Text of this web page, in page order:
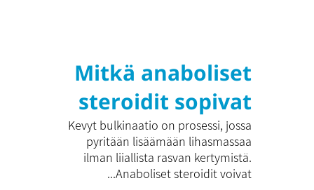
Mitkä anaboliset
steroidit sopivat
hyvin kevyeen
bulkinaatioon?
Kevyt bulkinaatio on prosessi, jossa
pyritään lisäämään lihasmassaa
ilman liiallista rasvan kertymistä.
Anaboliset steroidit voivat...